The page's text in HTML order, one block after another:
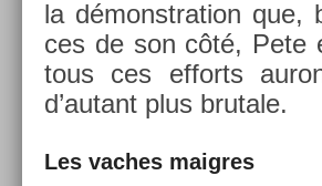
la démonstra­tion que,
ces de son côté, Pete
tous ces ef­forts
d’autant plus brutale.
Les vac­hes maig­res